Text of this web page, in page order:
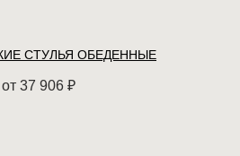
СТУЛЬЯ ОБЕДЕННЫЕ
от 37 906 ₽